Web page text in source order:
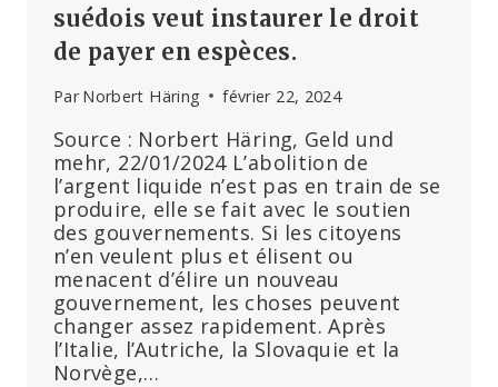
suédois veut instaurer le droit
de payer en espèces.
Par Norbert Häring février 22, 2024
Source : Norbert Häring, Geld und
mehr, 22/01/2024 L’abolition de
l’argent liquide n’est pas en train de se
produire, elle se fait avec le soutien
des gouvernements. Si les citoyens
n’en veulent plus et élisent ou
menacent d’élire un nouveau
gouvernement, les choses peuvent
changer assez rapidement. Après
l’Italie, l’Autriche, la Slovaquie et la
Norvège,…